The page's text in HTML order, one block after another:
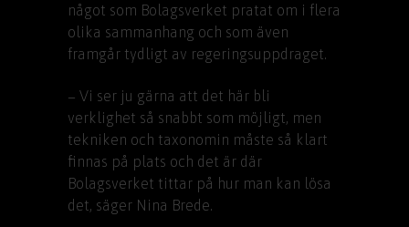
något som Bolagsverket pratat om i flera
olika sammanhang och som även
framgår tydligt av regeringsuppdraget.
− Vi ser ju gärna att det här bli
verklighet så snabbt som möjligt, men
tekniken och taxonomin måste så klart
finnas på plats och det är där
Bolagsverket tittar på hur man kan lösa
det, säger Nina Brede.